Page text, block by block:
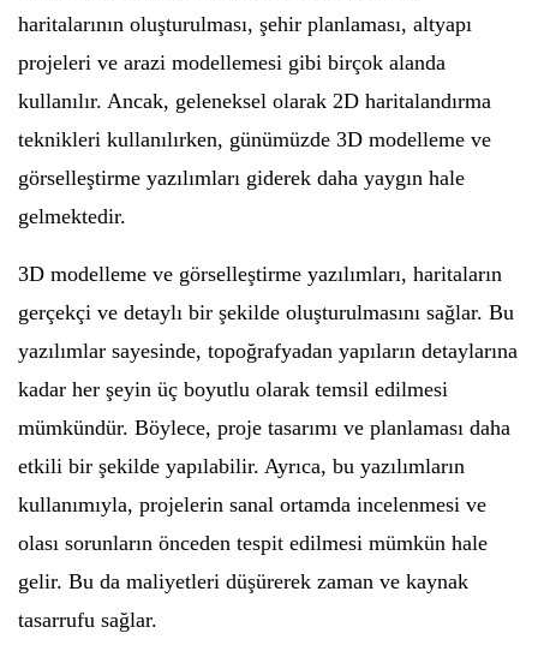
haritalarının oluşturulması, şehir planlaması, altyapı
projeleri ve arazi modellemesi gibi birçok alanda
kullanılır. Ancak, geleneksel olarak 2D haritalandırma
teknikleri kullanılırken, günümüzde 3D modelleme ve
görselleştirme yazılımları giderek daha yaygın hale
gelmektedir.
3D modelleme ve görselleştirme yazılımları, haritaların
gerçekçi ve detaylı bir şekilde oluşturulmasını sağlar. Bu
yazılımlar sayesinde, topoğrafyadan yapıların detaylarına
kadar her şeyin üç boyutlu olarak temsil edilmesi
mümkündür. Böylece, proje tasarımı ve planlaması daha
etkili bir şekilde yapılabilir. Ayrıca, bu yazılımların
kullanımıyla, projelerin sanal ortamda incelenmesi ve
olası sorunların önceden tespit edilmesi mümkün hale
gelir. Bu da maliyetleri düşürerek zaman ve kaynak
tasarrufu sağlar.